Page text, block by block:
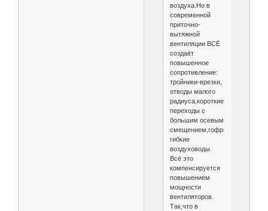
воздуха.Но в
современной
приточно-
вытяжной
вентиляции ВСЁ
создаёт
повышенное
сопротивление:
тройники-врезки,
отводы малого
радиуса,короткие
переходы с
большим осевым
смещением,гофрированные
гибкие
воздуховоды.
Всё это
компенсируется
повышением
мощности
вентиляторов.
Так,что в